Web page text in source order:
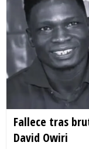
Fallece tras
David Owiri